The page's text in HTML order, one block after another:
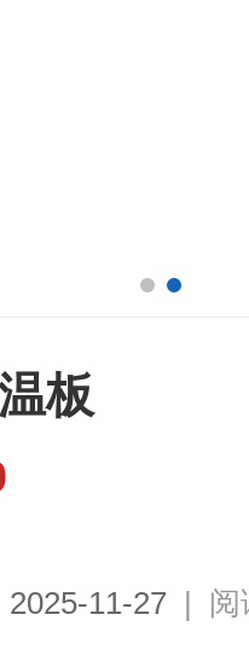
板
2025-11-27 | 阅